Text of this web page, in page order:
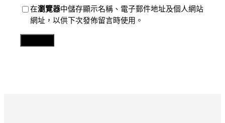
在瀏覽器中儲存顯示名稱、電子郵件地址及個人網站
網址，以供下次發佈留言時使用。